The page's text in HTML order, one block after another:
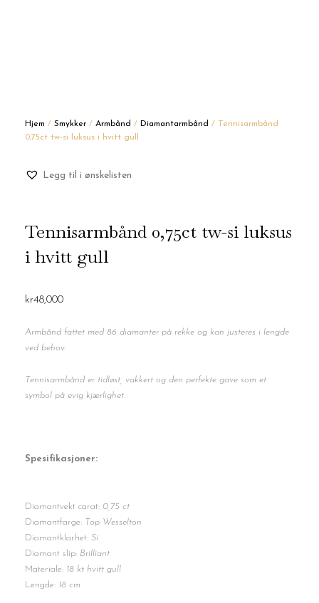
Hjem / Smykker / Armbånd / Diamantarmbånd / Tennisarmbånd
0,75ct tw-si luksus i hvitt gull
Legg til i ønskelisten
Tennisarmbånd 0,75ct tw-si luksus
i hvitt gull
kr48,000
Armbånd fattet med 86 diamanter på rekke og kan justeres i lengde
ved behov.
Tennisarmbånd er tidløst, vakkert og den perfekte gave som et
symbol på evig kjærlighet.
Spesifikasjoner:
Diamantvekt carat: 0,75 ct
Diamantfarge: Top Wesselton
Diamantklarhet: Si
Diamant slip: Brilliant
Materiale: 18 kt hvitt gull
Lengde: 18 cm